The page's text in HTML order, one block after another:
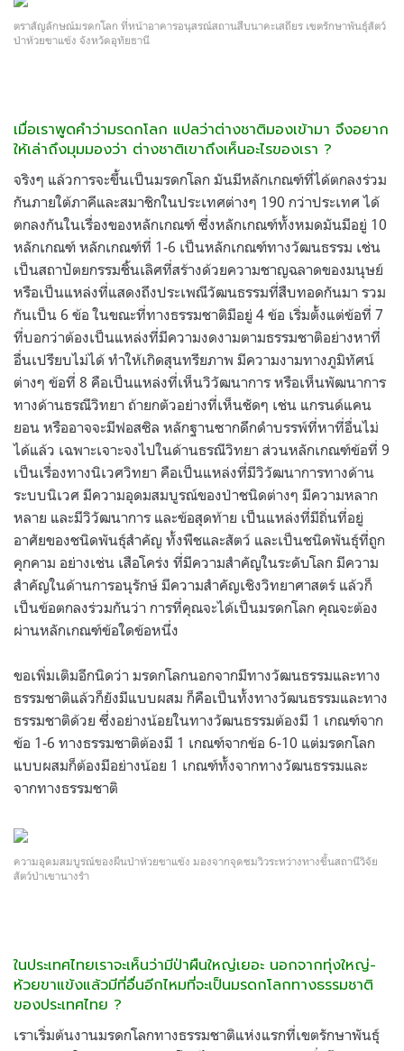
ตราสัญลักษณ์มรดกโลก ที่หน้าอาคารอนุสรณ์สถานสืบนาคะเสถียร เขตรักษาพันธุ์สัตว์
ป่าห้วยขาแข้ง จังหวัดอุทัยธานี
เมื่อเราพูดคำว่ามรดกโลก แปลว่าต่างชาติมองเข้ามา จึงอยาก
ให้เล่าถึงมุมมองว่า ต่างชาติเขาถึงเห็นอะไรของเรา ?
จริงๆ แล้วการจะขึ้นเป็นมรดกโลก มันมีหลักเกณฑ์ที่ได้ตกลงร่วม
กันภายใต้ภาคีและสมาชิกในประเทศต่างๆ 190 กว่าประเทศ ได้
ตกลงกันในเรื่องของหลักเกณฑ์ ซึ่งหลักเกณฑ์ทั้งหมดมันมีอยู่ 10
หลักเกณฑ์ หลักเกณฑ์ที่ 1-6 เป็นหลักเกณฑ์ทางวัฒนธรรม เช่น
เป็นสถาปัตยกรรมชิ้นเลิศที่สร้างด้วยความชาญฉลาดของมนุษย์
หรือเป็นแหล่งที่แสดงถึงประเพณีวัฒนธรรมที่สืบทอดกันมา รวม
กันเป็น 6 ข้อ ในขณะที่ทางธรรมชาติมีอยู่ 4 ข้อ เริ่มตั้งแต่ข้อที่ 7
ที่บอกว่าต้องเป็นแหล่งที่มีความงดงามตามธรรมชาติอย่างหาที่
อื่นเปรียบไม่ได้ ทำให้เกิดสุนทรียภาพ มีความงามทางภูมิทัศน์
ต่างๆ ข้อที่ 8 คือเป็นแหล่งที่เห็นวิวัฒนาการ หรือเห็นพัฒนาการ
ทางด้านธรณีวิทยา ถ้ายกตัวอย่างที่เห็นชัดๆ เช่น แกรนด์แคน
ยอน หรืออาจจะมีฟอสซิล หลักฐานซากดึกดำบรรพ์ที่หาที่อื่นไม่
ได้แล้ว เฉพาะเจาะจงไปในด้านธรณีวิทยา ส่วนหลักเกณฑ์ข้อที่ 9
เป็นเรื่องทางนิเวศวิทยา คือเป็นแหล่งที่มีวิวัฒนาการทางด้าน
ระบบนิเวศ มีความอุดมสมบูรณ์ของป่าชนิดต่างๆ มีความหลาก
หลาย และมีวิวัฒนาการ และข้อสุดท้าย เป็นแหล่งที่มีถิ่นที่อยู่
อาศัยของชนิดพันธุ์สำคัญ ทั้งพืชและสัตว์ และเป็นชนิดพันธุ์ที่ถูก
คุกคาม อย่างเช่น เสือโคร่ง ที่มีความสำคัญในระดับโลก มีความ
สำคัญในด้านการอนุรักษ์ มีความสำคัญเชิงวิทยาศาสตร์ แล้วก็
เป็นข้อตกลงร่วมกันว่า การที่คุณจะได้เป็นมรดกโลก คุณจะต้อง
ผ่านหลักเกณฑ์ข้อใดข้อหนึ่ง
ขอเพิ่มเติมอีกนิดว่า มรดกโลกนอกจากมีทางวัฒนธรรมและทาง
ธรรมชาติแล้วก็ยังมีแบบผสม ก็คือเป็นทั้งทางวัฒนธรรมและทาง
ธรรมชาติด้วย ซึ่งอย่างน้อยในทางวัฒนธรรมต้องมี 1 เกณฑ์จาก
ข้อ 1-6 ทางธรรมชาติต้องมี 1 เกณฑ์จากข้อ 6-10 แต่มรดกโลก
แบบผสมก็ต้องมีอย่างน้อย 1 เกณฑ์ทั้งจากทางวัฒนธรรมและ
จากทางธรรมชาติ
ความอุดมสมบูรณ์ของผืนป่าห้วยขาแข้ง มองจากจุดชมวิวระหว่างทางขึ้นสถานีวิจัย
สัตว์ป่าเขานางรำ
ในประเทศไทยเราจะเห็นว่ามีป่าผืนใหญ่เยอะ นอกจากทุ่งใหญ่-
ห้วยขาแข้งแล้วมีที่อื่นอีกไหมที่จะเป็นมรดกโลกทางธรรมชาติ
ของประเทศไทย ?
เราเริ่มต้นงานมรดกโลกทางธรรมชาติแห่งแรกที่เขตรักษาพันธุ์